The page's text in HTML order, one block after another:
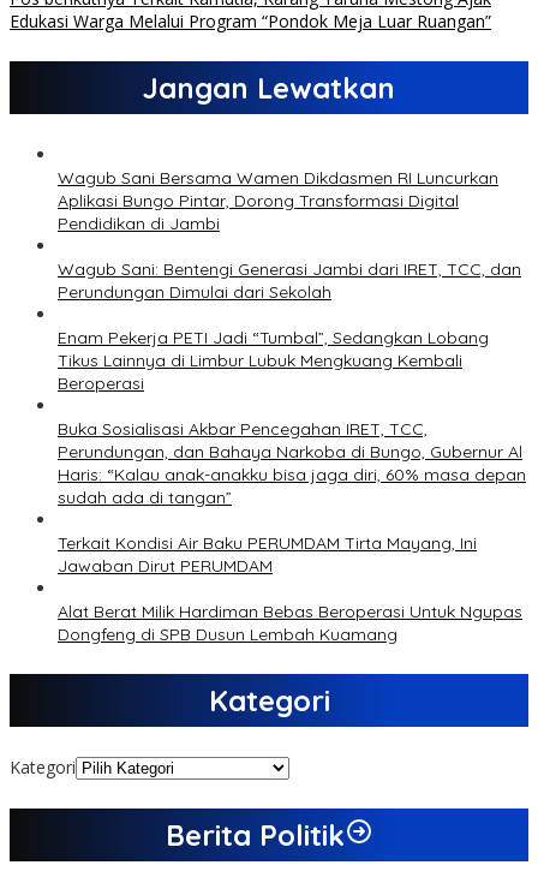
Edukasi Warga Melalui Program “Pondok Meja Luar Ruangan”
Jangan Lewatkan
Wagub Sani Bersama Wamen Dikdasmen RI Luncurkan
Aplikasi Bungo Pintar, Dorong Transformasi Digital
Pendidikan di Jambi
Wagub Sani: Bentengi Generasi Jambi dari IRET, TCC, dan
Perundungan Dimulai dari Sekolah
Enam Pekerja PETI Jadi “Tumbal”, Sedangkan Lobang
Tikus Lainnya di Limbur Lubuk Mengkuang Kembali
Beroperasi
Buka Sosialisasi Akbar Pencegahan IRET, TCC,
Perundungan, dan Bahaya Narkoba di Bungo, Gubernur Al
Haris: “Kalau anak-anakku bisa jaga diri, 60% masa depan
sudah ada di tangan”
Terkait Kondisi Air Baku PERUMDAM Tirta Mayang, Ini
Jawaban Dirut PERUMDAM
Alat Berat Milik Hardiman Bebas Beroperasi Untuk Ngupas
Dongfeng di SPB Dusun Lembah Kuamang
Kategori
Kategori
Berita Politik